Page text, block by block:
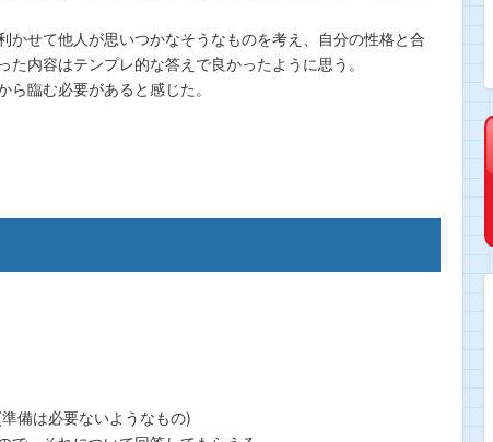
かせて他人が思いつかなそうなものを考え、自分の性格と合
内容はテンプレ的な答えで良かったように思う。
臨む必要があると感じた。
備は必要ないようなもの)